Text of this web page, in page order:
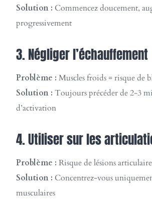
Solution : Commencez doucement,
progressivement
3. Négliger l’échauffement
Problème : Muscles froids = risque de
Solution : Toujours précéder de 2-3
d’activation
4. Utiliser sur les
Problème : Risque de lésions
Solution : Concentrez-vous
musculaires